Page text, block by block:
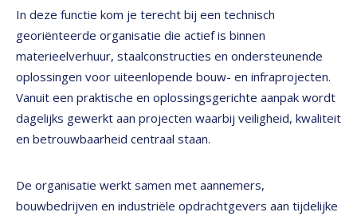
In deze functie kom je terecht bij een technisch
georiënteerde organisatie die actief is binnen
materieelverhuur, staalconstructies en ondersteunende
oplossingen voor uiteenlopende bouw- en infraprojecten.
Vanuit een praktische en oplossingsgerichte aanpak wordt
dagelijks gewerkt aan projecten waarbij veiligheid, kwaliteit
en betrouwbaarheid centraal staan.
De organisatie werkt samen met aannemers,
bouwbedrijven en industriële opdrachtgevers aan tijdelijke